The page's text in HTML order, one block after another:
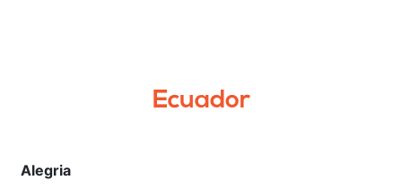
Ecuador
Alegria